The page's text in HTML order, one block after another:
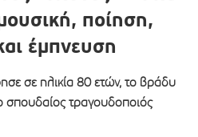
ποίηση,
έμπνευση
σε ηλικία 80 ετών, το βράδυ
σπουδαίος τραγουδοποιός